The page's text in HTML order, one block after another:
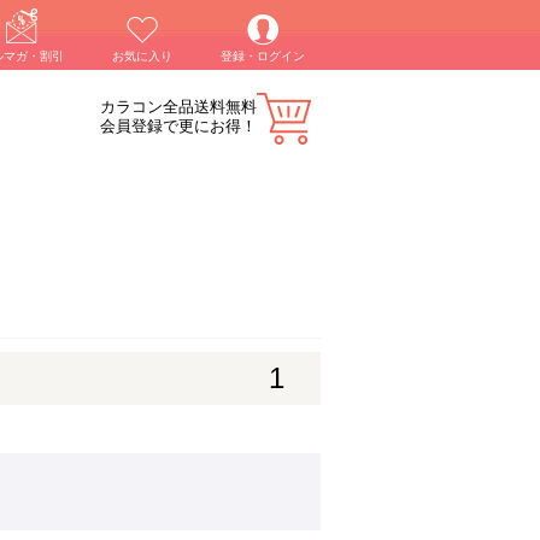
マガ・割引 お気に入り 登録・ログイン
カラコン全品送料無料
会員登録で更にお得！
1